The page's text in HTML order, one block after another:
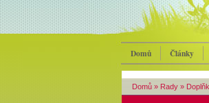
Domů Články
Domů » Rady »